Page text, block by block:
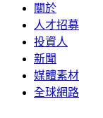
關於
人才招募
投資人
新聞
媒體素材
全球網路